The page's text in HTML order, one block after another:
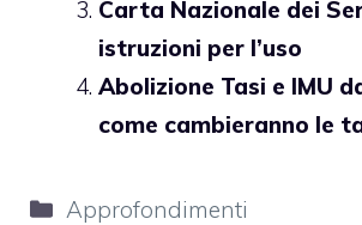
Carta Nazionale dei
istruzioni per l’uso
Abolizione Tasi e IMU
come cambieranno le
Categorie
Approfondimenti